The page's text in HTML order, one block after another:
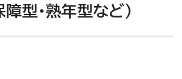
型・熟年型など）